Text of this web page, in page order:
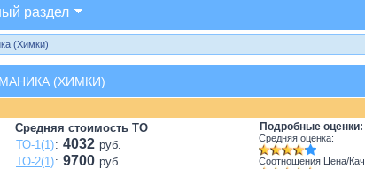
раздел
(Химки)
(ХИМКИ)
Средняя стоимость ТО
ТО-1(1): 4032 руб.
ТО-2(1): 9700 руб.
Подробные оценки:
Средняя оценка:
Соотношения Цена/